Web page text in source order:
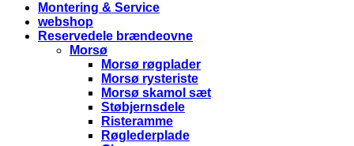
Montering & Service
webshop
Reservedele brændeovne
Morsø
Morsø røgplader
Morsø rysteriste
Morsø skamol sæt
Støbjernsdele
Risteramme
Røglederplade